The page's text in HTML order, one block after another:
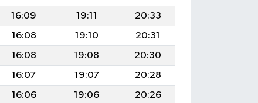
16:09 19:11
20:33
16:08 19:10
20:31
16:08 19:08
20:30
16:07 19:07
20:28
16:06 19:06
20:26